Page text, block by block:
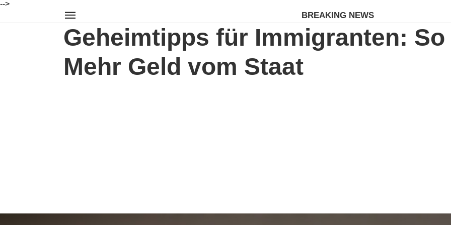
-->
BREAKING NEWS
Geheimtipps für Immigranten: So
Mehr Geld vom Staat